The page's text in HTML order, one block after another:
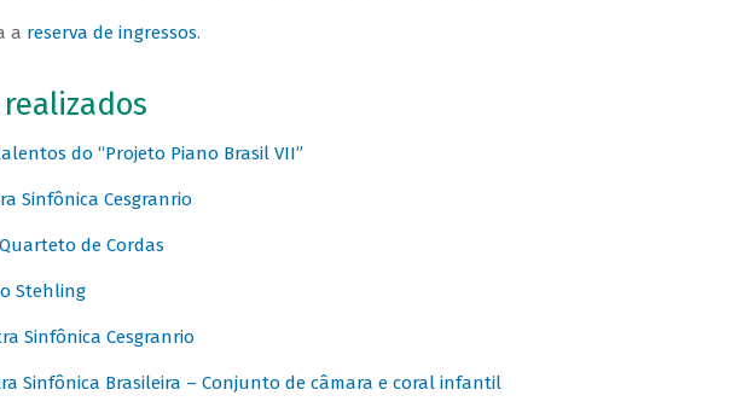
a reserva de ingressos.
do “Projeto Piano Brasil VII”
Sinfônica Cesgranrio
de Cordas
Stehling
Sinfônica Cesgranrio
Sinfônica Brasileira – Conjunto de câmara e coral infantil